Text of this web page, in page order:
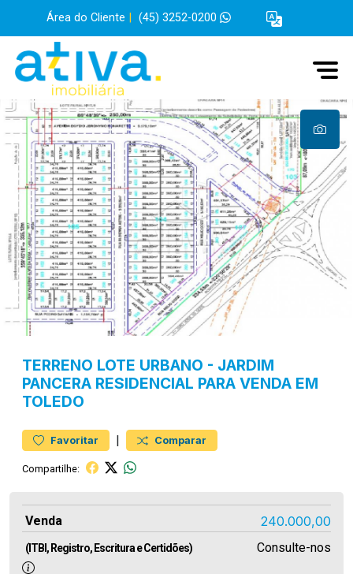
Área do Cliente (45) 3252-0200
TERRENO LOTE URBANO - JARDIM
PANCERA RESIDENCIAL PARA VENDA EM
TOLEDO
Favoritar | Comparar
Compartilhe:
Venda 240.000,00
(ITBI, Registro, Escritura e Certidões) Consulte-nos